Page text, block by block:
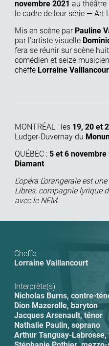
novembre 2021 au théâtre
le cadre de leur série — Art
Mis en scène par Pauline
par l'artiste visuelle
fera se réunir sur scène huit
comédien et seize
cheffe Lorraine
MONTRÉAL : les 19, 20 et
Ludger-Duvernay du
QUÉBEC : 5 et 6 novembre
Diamant
L'opéra L’orangeraie est
Libres, compagnie lyrique
avec le NEM.
Cheffe
Lorraine Vaillancourt
Interprète(s)
Nicholas Burns, contre-
Dion Mazerolle, baryton
Jacques Arsenault,ténor
Nathalie Paulin, soprano
Arthur Tanguay-Labrosse,